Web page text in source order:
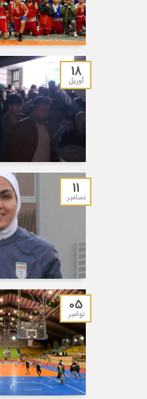
18
آوریل
11
دسامبر
05
نوامبر